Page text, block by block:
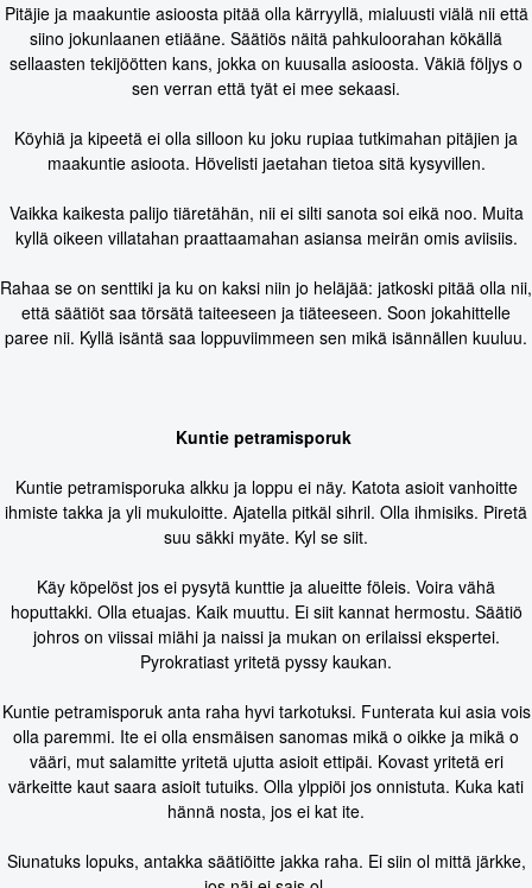
Pitäjie ja maakuntie asioosta pitää olla kärryyllä, mialuusti viälä nii että
siino jokunlaanen etiääne. Säätiös näitä pahkuloorahan kökällä
sellaasten tekijöötten kans, jokka on kuusalla asioosta. Väkiä följys o
sen verran että tyät ei mee sekaasi.
Köyhiä ja kipeetä ei olla silloon ku joku rupiaa tutkimahan pitäjien ja
maakuntie asioota. Hövelisti jaetahan tietoa sitä kysyvillen.
Vaikka kaikesta palijo tiäretähän, nii ei silti sanota soi eikä noo. Muita
kyllä oikeen villatahan praattaamahan asiansa meirän omis aviisiis.
Rahaa se on senttiki ja ku on kaksi niin jo heläjää: jatkoski pitää olla nii,
että säätiöt saa törsätä taiteeseen ja tiäteeseen. Soon jokahittelle
paree nii. Kyllä isäntä saa loppuviimmeen sen mikä isännällen kuuluu.
Kuntie petramisporuk
Kuntie petramisporuka alkku ja loppu ei näy. Katota asioit vanhoitte
ihmiste takka ja yli mukuloitte. Ajatella pitkäl sihril. Olla ihmisiks. Piretä
suu säkki myäte. Kyl se siit.
Käy köpelöst jos ei pysytä kunttie ja alueitte föleis. Voira vähä
hoputtakki. Olla etuajas. Kaik muuttu. Ei siit kannat hermostu. Säätiö
johros on viissai miähi ja naissi ja mukan on erilaissi ekspertei.
Pyrokratiast yritetä pyssy kaukan.
Kuntie petramisporuk anta raha hyvi tarkotuksi. Funterata kui asia vois
olla paremmi. Ite ei olla ensmäisen sanomas mikä o oikke ja mikä o
vääri, mut salamitte yritetä ujutta asioit ettipäi. Kovast yritetä eri
värkeitte kaut saara asioit tutuiks. Olla ylppiöi jos onnistuta. Kuka kati
hännä nosta, jos ei kat ite.
Siunatuks lopuks, antakka säätiöitte jakka raha. Ei siin ol mittä järkke,